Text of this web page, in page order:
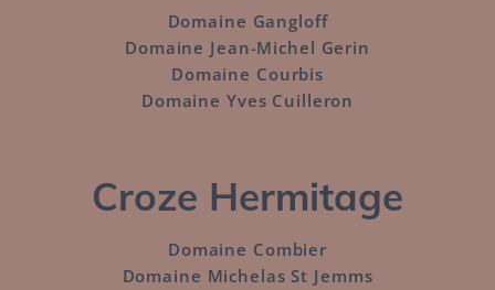
Domaine Gangloff
Domaine Jean-Michel Gerin
Domaine Courbis
Domaine Yves Cuilleron
Croze Hermitage
Domaine Combier
Domaine Michelas St Jemms